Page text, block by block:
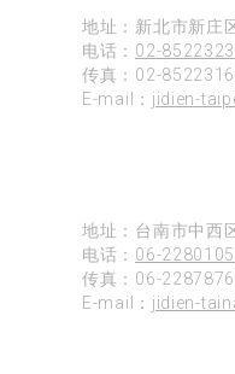
地址：新北市新庄
电话： 02-
传真：02-
E-mail： jidien-
地址：台南市中西
电话： 06-2280105
传真：06-2287876
E-mail： jidien-